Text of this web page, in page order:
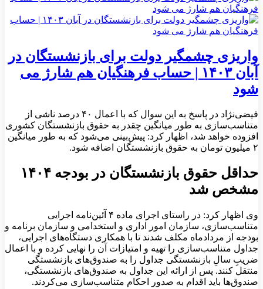
واریزی چشمگیر دولت برای بازنشستگان در
آبان ۱۴۰۳ | حساب فرهنگیان هم شارژ می
شود
فیضی‌نژاد در پاسخ به این سوال که با اعمال ۴۰ درصد ناشی از
متناسب‌سازی به طور میانگین چقدر به حقوق بازنشستگان کشوری
افزوده خواهد شد، اظهار کرد: پیش‌بینی می‌شود که به طور میانگین
۲ میلیون تومان به حقوق بازنشستگان اضافه شود.
حداقل حقوق بازنشستگان در بودجه ۱۴۰۴
مشخص شد
وی اظهار کرد: در راستای اجرای ماده ۴ آئین‌نامه اجرایی
متناسب‌سازی، سازمان امور اداری و استخدامی و سازمان برنامه و
بودجه از مردادماه مکلف شدند تا با همکاری دستگاه‌های اجرایی،
جداول متناسب‌سازی را تهیه و امتیازات آن را نهایی کرده و با اعمال
ضریبِ سالِ بازنشستگی جداول را به صندوق‌های بازنشستگی
منتقل کنند. پس از ارائه این جداول به صندوق‌های بازنشستگی،
صندوق‌ها باید اقدام به صدور احکام متناسب‌سازی می‌کردند.